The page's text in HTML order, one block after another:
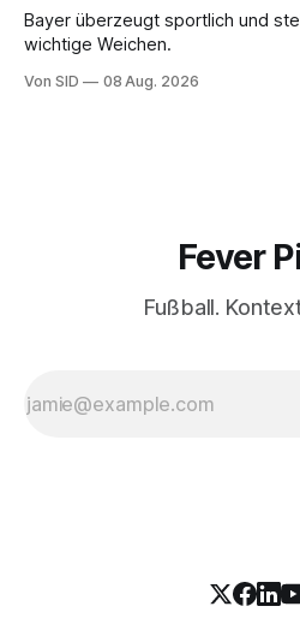
Bayer überzeugt sportlich und
wichtige Weichen.
Von SID 08 Aug. 2026
Fever
Fußball.